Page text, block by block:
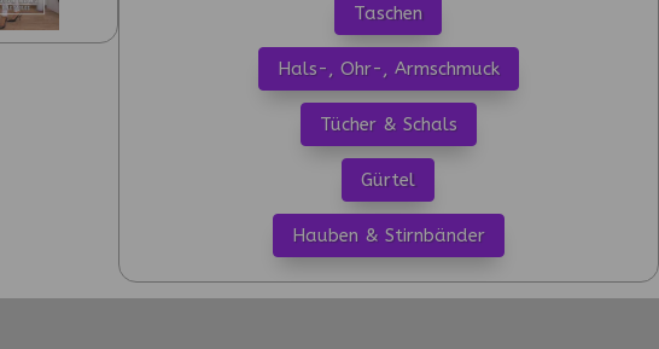
Taschen
Hals-, Ohr-, Armschmuck
Tücher & Schals
Gürtel
Hauben & Stirnbänder